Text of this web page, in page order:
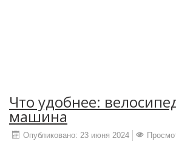
Что удобнее:
машина
Опубликовано: 23 июня 2024